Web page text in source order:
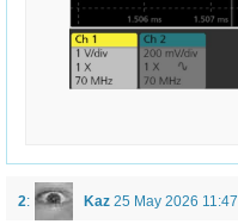
2: Kaz 25 May 2026 11:47